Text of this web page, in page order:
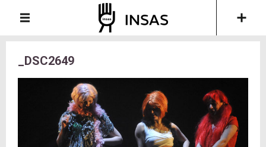
_DSC2649